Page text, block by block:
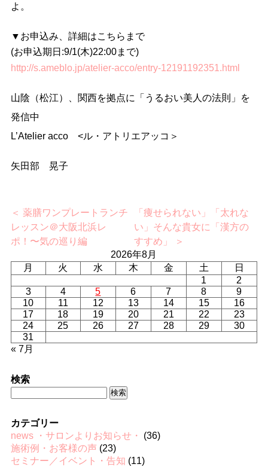
よ。
▼お申込み、詳細はこちらまで
(お申込期日:9/1(木)22:00まで)
http://s.ameblo.jp/atelier-acco/entry-12191192351.html
山陰（松江）、関西を拠点に「うるおい美人の法則」を
発信中
L’Atelier acco <ル・アトリエアッコ＞
矢田部 晃子
＜ 薬膳ワンプレートランチ
レッスン＠大阪北浜レ
ポ！〜気の巡り編
「痩せられない」「太れな
い」そんな貴女に「漢方の
すすめ」 ＞
2026年8月
月
火 水 木 金 土
日
1
2
3
4 5 6 7 8
9
10
11 12 13 14 15
16
17
18 19 20 21 22
23
24
25 26 27 28 29
30
31
« 7月
検索
カテゴリー
news ・サロンよりお知らせ・
(36)
施術例・お客様の声(23)
セミナー／イベント・告知 (11)